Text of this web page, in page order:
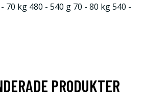
70 kg 480 - 540 g 70 - 80 kg 540 -
PRODUKTER